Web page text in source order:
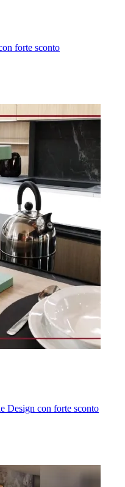
forte sconto
Design con forte sconto